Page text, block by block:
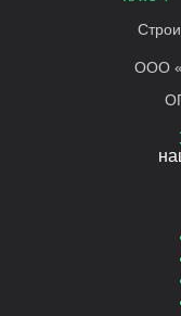
ООО